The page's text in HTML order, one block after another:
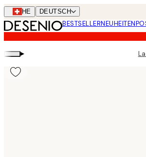
Skip
to
main
content.
CHE DEUTSCH
BESTSELLERNEUHEITEN
▸